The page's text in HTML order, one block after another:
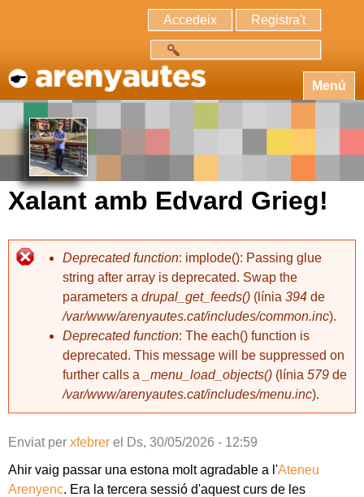
Accedeix Registra't
Menú
Xalant amb Edvard Grieg!
Deprecated function: implode(): Passing glue
string after array is deprecated. Swap the
parameters a drupal_get_feeds() (línia 394 de
/var/www/arenyautes.cat/includes/common.inc).
Deprecated function: The each() function is
deprecated. This message will be suppressed on
further calls a
_menu_load_objects() (línia 579 de
/var/www/arenyautes.cat/includes/menu.inc).
Enviat per xfebrer el
Ds, 30/05/2026 - 12:59
Ahir vaig passar una estona molt agradable a l'Ateneu
Arenyenc. Era la tercera sessió d'aquest curs de les